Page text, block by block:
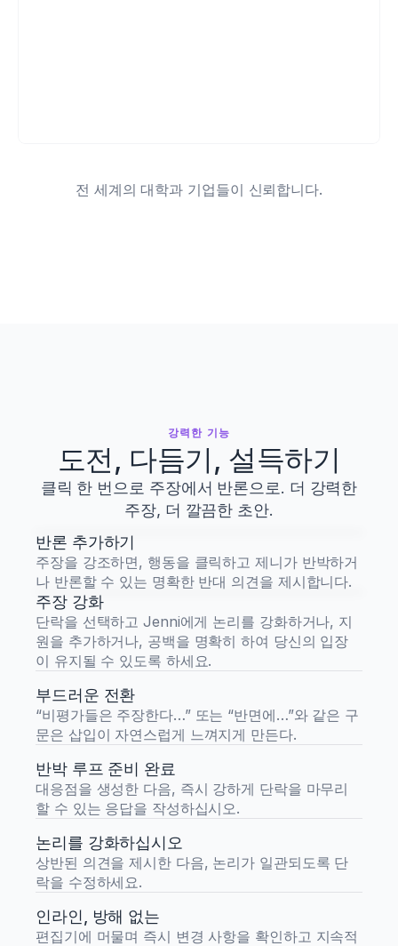
전 세계의 대학과 기업들이 신뢰합니다.
강력한 기능
도전, 다듬기, 설득하기
클릭 한 번으로 주장에서 반론으로. 더 강력한
주장, 더 깔끔한 초안.
반론 추가하기
주장을 강조하면, 행동을 클릭하고 제니가 반박하거
나 반론할 수 있는 명확한 반대 의견을 제시합니다.
주장 강화
단락을 선택하고 Jenni에게 논리를 강화하거나, 지
원을 추가하거나, 공백을 명확히 하여 당신의 입장
이 유지될 수 있도록 하세요.
부드러운 전환
“비평가들은 주장한다…” 또는 “반면에…”와 같은 구
문은 삽입이 자연스럽게 느껴지게 만든다.
반박 루프 준비 완료
대응점을 생성한 다음, 즉시 강하게 단락을 마무리
할 수 있는 응답을 작성하십시오.
논리를 강화하십시오
상반된 의견을 제시한 다음, 논리가 일관되도록 단
락을 수정하세요.
인라인, 방해 없는
편집기에 머물며 즉시 변경 사항을 확인하고 지속적